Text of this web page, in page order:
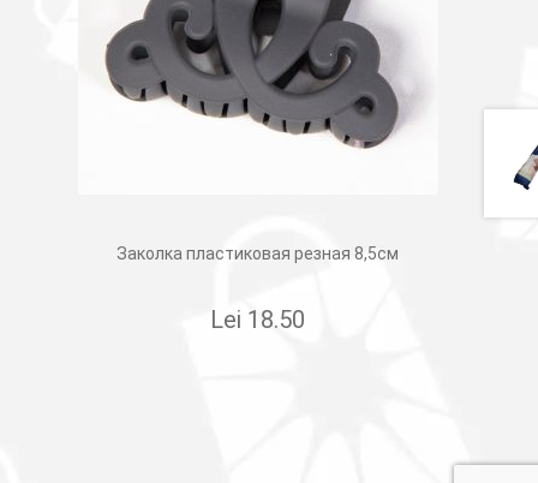
Заколка пластиковая резная 8,5см
Lei 18.50